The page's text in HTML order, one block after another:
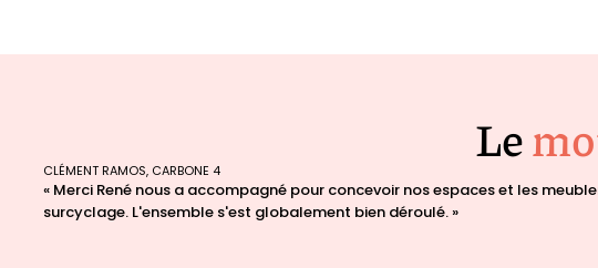
Le
CLÉMENT RAMOS, CARBONE 4
« Merci René nous a accompagné pour concevoir nos espaces et les
surcyclage. L'ensemble s'est globalement bien déroulé. »